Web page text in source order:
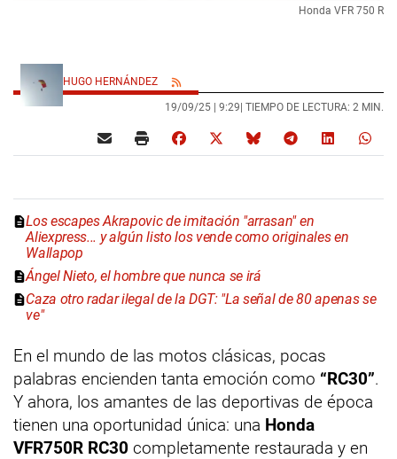
Honda VFR 750 R
HUGO HERNÁNDEZ
19/09/25 | 9:29| TIEMPO DE LECTURA: 2 MIN.
Los escapes Akrapovic de imitación "arrasan" en
Aliexpress... y algún listo los vende como originales en
Wallapop
Ángel Nieto, el hombre que nunca se irá
Caza otro radar ilegal de la DGT: "La señal de 80 apenas se
ve"
En el mundo de las motos clásicas, pocas
palabras encienden tanta emoción como “RC30”.
Y ahora, los amantes de las deportivas de época
tienen una oportunidad única: una Honda
VFR750R RC30 completamente restaurada y en